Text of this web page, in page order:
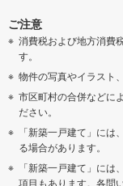
ご注意
消費税および地方消費
す。
物件の写真やイラスト
市区町村の合併などに
ださい。
「新築一戸建て」に
る場合があります。
「新築一戸建て」に
項目もあります。各問